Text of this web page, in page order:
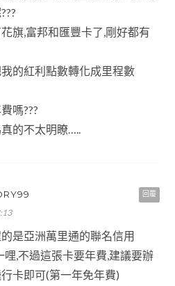
旗,富邦和匯豐卡了,剛好都有
的紅利點數轉化成里程數
嗎???
的不太明瞭…..
回覆
是亞洲萬里通的聯名信用
哩,不過這張卡要年費,建議要辦
卡即可(第一年免年費)